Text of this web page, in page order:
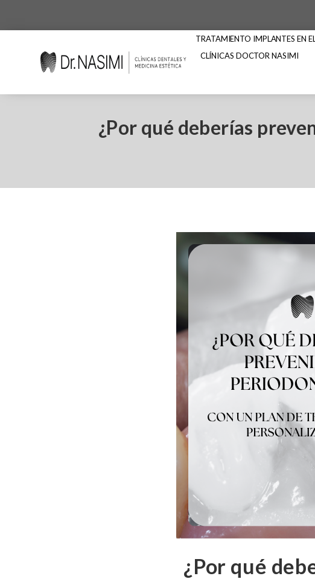
TRATAMIENTO IMPLANTES EN
CLÍNICAS DOCTOR NASIMI
¿Por qué deberías
¿Por qué